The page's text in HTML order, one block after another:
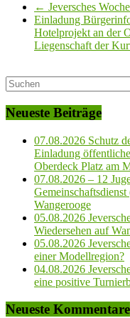
← Jeversches
Einladung
Hotelprojekt an der
Liegenschaft der
Neueste Beiträge
07.08.2026 Schutz
Einladung
Oberdeck Platz am
07.08.2026 – 12
Wangerooge
05.08.2026
Wiedersehen auf
05.08.2026
einer Modellregion?
04.08.2026
eine positive
Neueste Kommentare